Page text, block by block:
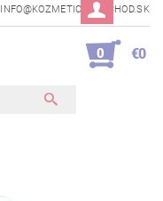
INFO@KOZMETICKYOBCHOD.SK
0 €0